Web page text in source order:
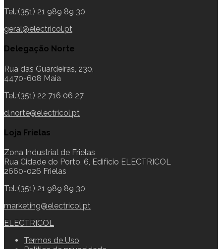
Tel.:(351) 21 989 89 30
geral@electricol.pt
Delegação Norte
Rua das Guardeiras, 230,
4470-608 Maia
Tel.:(351) 22 716 06 27
d.norte@electricol.pt
Loja Frielas
Zona Industrial de Frielas
Rua Cidade do Porto, 6, Edifício ELECTRICOL
2660-026 Frielas
Tel.:(351) 21 989 89 30
marketing@electricol.pt
ELECTRICOL
Termos de Uso